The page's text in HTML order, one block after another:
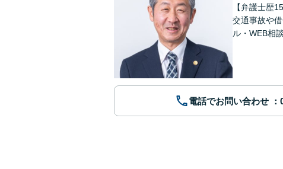
【弁護士歴
交通事故や
ル・WEB相談
電話でお問い合わせ